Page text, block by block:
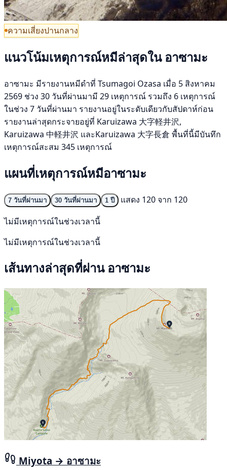
ความเสี่ยงปานกลาง
แนวโน้มเหตุการณ์หมีล่าสุดใน อาซามะ
อาซามะ มีรายงานหมีดำที่ Tsumagoi Ozasa เมื่อ 5 สิงหาคม
2569 ช่วง 30 วันที่ผ่านมามี 29 เหตุการณ์ รวมถึง 6 เหตุการณ์
ในช่วง 7 วันที่ผ่านมา รายงานอยู่ในระดับเดียวกับสัปดาห์ก่อน
รายงานล่าสุดกระจายอยู่ที่ Karuizawa 大字軽井沢,
Karuizawa 中軽井沢 และKaruizawa 大字長倉 พื้นที่นี้มีบันทึก
เหตุการณ์สะสม 345 เหตุการณ์
แผนที่เหตุการณ์หมีอาซามะ
7 วันที่ผ่านมา 30 วันที่ผ่านมา 1 ปี
แสดง 120 จาก 120
ไม่มีเหตุการณ์ในช่วงเวลานี้
ไม่มีเหตุการณ์ในช่วงเวลานี้
เส้นทางล่าสุดที่ผ่าน อาซามะ
Miyota → อาซามะ